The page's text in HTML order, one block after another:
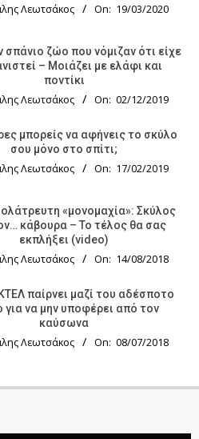
Λεωτσάκος On: 19/03/2020
σπάνιο ζώο που νόμιζαν ότι είχε
– Μοιάζει με ελάφι και
ποντίκι
Λεωτσάκος On: 02/12/2019
μπορείς να αφήνεις το σκύλο
σου μόνο στο σπίτι;
Λεωτσάκος On: 17/02/2019
«μονομαχία»: Σκύλος
κάβουρα – Το τέλος θα σας
εκπλήξει (video)
Λεωτσάκος On: 14/08/2018
παίρνει μαζί του αδέσποτο
για να μην υποφέρει από τον
καύσωνα
Λεωτσάκος On: 08/07/2018